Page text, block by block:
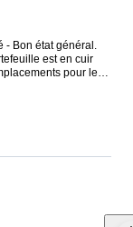
- Bon état général.
est en cuir
pour les
doré : 1,9 cm x